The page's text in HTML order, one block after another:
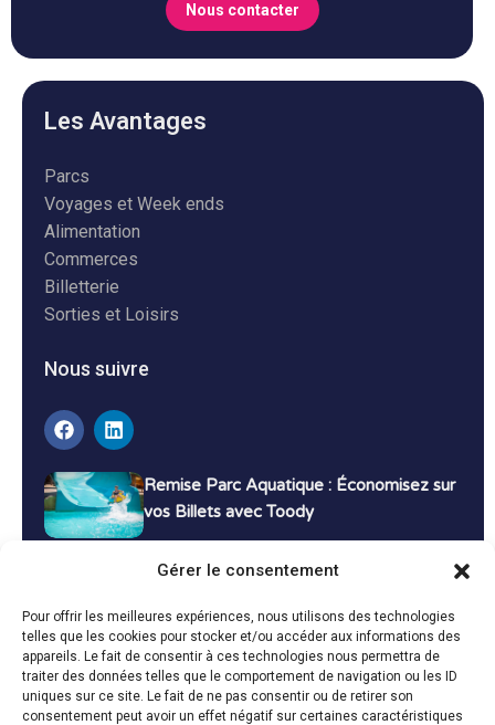
Gérer le consentement
Pour offrir les meilleures expériences, nous utilisons des technologies
telles que les cookies pour stocker et/ou accéder aux informations des
appareils. Le fait de consentir à ces technologies nous permettra de
traiter des données telles que le comportement de navigation ou les ID
uniques sur ce site. Le fait de ne pas consentir ou de retirer son
consentement peut avoir un effet négatif sur certaines caractéristiques
Nous contacter
Les Avantages
Parcs
Voyages et Week ends
Alimentation
Commerces
Billetterie
Sorties et Loisirs
Nous suivre
Remise Parc Aquatique : Économisez sur
vos Billets avec Toody
Bons Plans Voyage : Économisez sur vos
Vacances avec Toody
13 décembre 2024 Bon plans